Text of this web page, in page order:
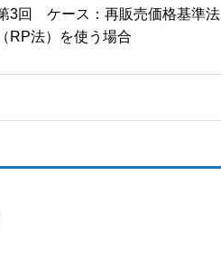
3回 ケース：再販売価格基準法
（RP法）を使う場合